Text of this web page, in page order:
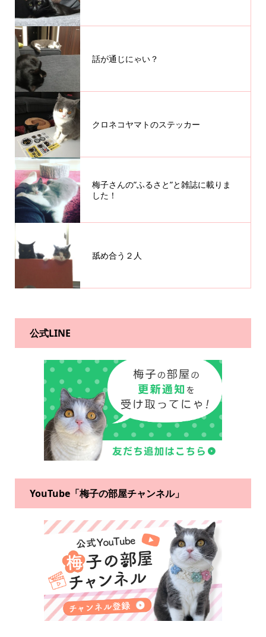
話が通じにゃい？
クロネコヤマトのステッカー
梅子さんの”ふるさと”と雑誌に載りま
した！
舐め合う２人
公式LINE
YouTube「梅子の部屋チャンネル」